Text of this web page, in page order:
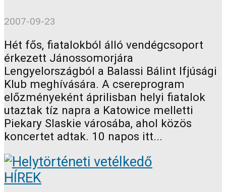
2007-09-23
Hét fős, fiatalokból álló vendégcsoport
érkezett Jánossomorjára
Lengyelországból a Balassi Bálint Ifjúsági
Klub meghívására. A csereprogram
előzményeként áprilisban helyi fiatalok
utaztak tíz napra a Katowice melletti
Piekary Slaskie városába, ahol közös
koncertet adtak. 10 napos itt...
HÍREK